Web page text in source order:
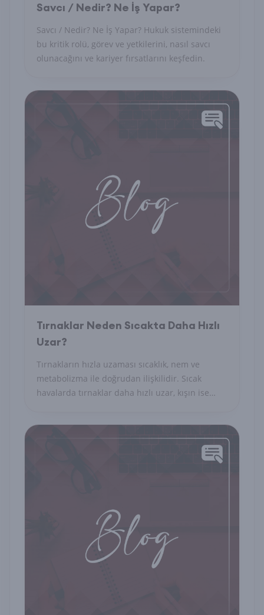
Savcı / Nedir? Ne İş Yapar?
Savcı / Nedir? Ne İş Yapar? Hukuk sistemindeki
bu kritik rolü, görev ve yetkilerini, nasıl savcı
olunacağını ve kariyer fırsatlarını keşfedin.
Tırnaklar Neden Sıcakta Daha Hızlı
Uzar?
Tırnakların hızla uzaması sıcaklık, nem ve
metabolizma ile doğrudan ilişkilidir. Sıcak
havalarda tırnaklar daha hızlı uzar, kışın ise